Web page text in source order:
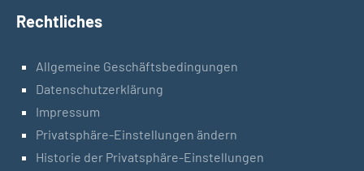
Rechtliches
Allgemeine Geschäftsbedingungen
Datenschutzerklärung
Impressum
Privatsphäre-Einstellungen ändern
Historie der Privatsphäre-Einstellungen